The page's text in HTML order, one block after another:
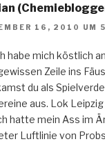
16, 2010 UM
habe mich köstlich
Zeile ins
du als
aus. Lok
hatte mein Ass im
Luftlinie von